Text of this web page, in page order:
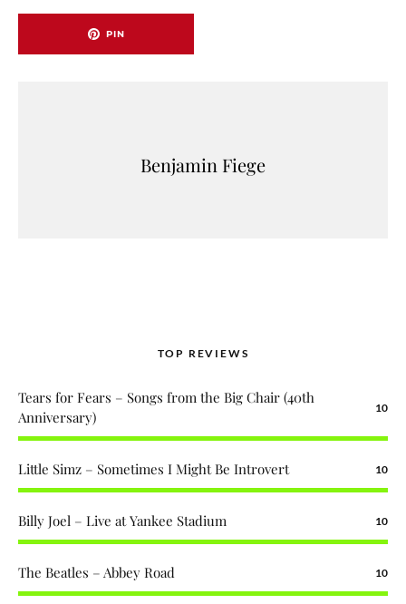
PIN
Benjamin Fiege
TOP REVIEWS
Tears for Fears – Songs from the Big Chair (40th
Anniversary)
10
Little Simz – Sometimes I Might Be Introvert 10
Billy Joel – Live at Yankee Stadium 10
The Beatles – Abbey Road 10